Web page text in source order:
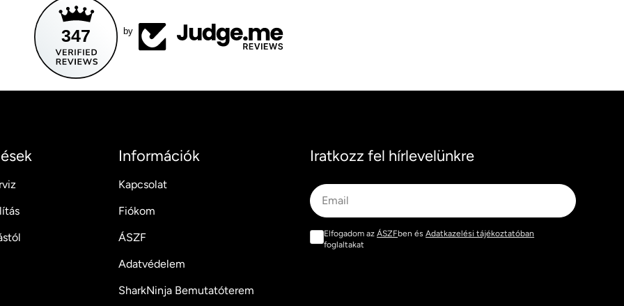
347 by
Információk
Kapcsolat
Fiókom
ÁSZF
Adatvédelem
SharkNinja Bemutatóterem
Iratkozz fel hírlevelünkre
Email
Elfogadom azÁSZFben ésAdatkazelési tájékoztatóban
foglaltakat